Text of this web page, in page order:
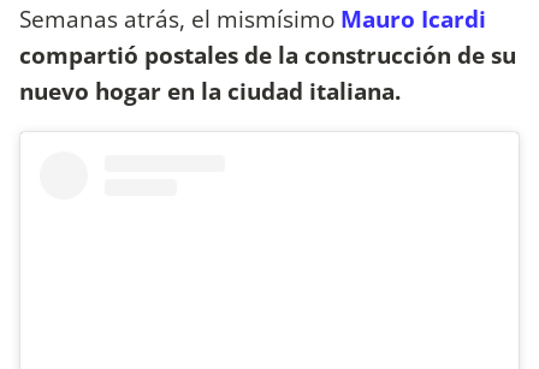
Semanas atrás, el mismísimo Mauro Icardi
compartió postales de la construcción de su
nuevo hogar en la ciudad italiana.